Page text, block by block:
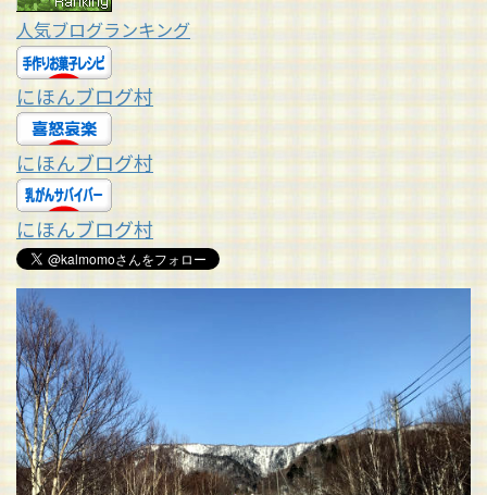
人気ブログランキング
にほんブログ村
にほんブログ村
にほんブログ村